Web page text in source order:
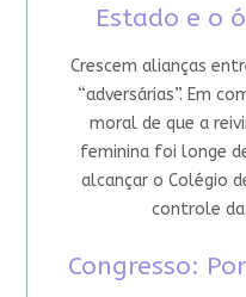
Estado e o
Crescem alianças
“adversárias”. Em
moral de que a
feminina foi longe
alcançar o Colégio
controle
Congresso: